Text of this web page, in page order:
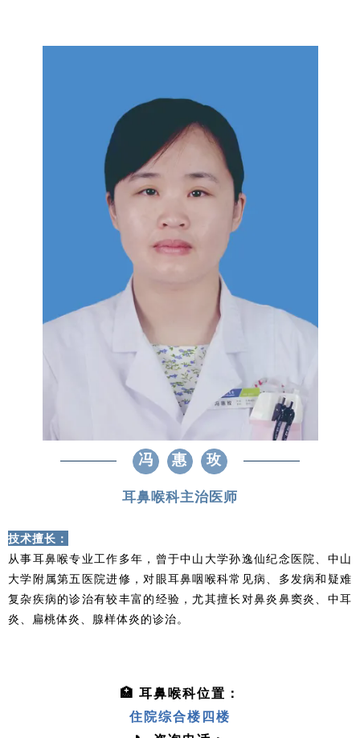
冯 惠 玫
耳鼻喉科主治医师
技术擅长：
从事耳鼻喉专业工作多年，曾于中山大学孙逸仙纪念医院、中山
大学附属第五医院进修，对眼耳鼻咽喉科常见病、多发病和疑难
复杂疾病的诊治有较丰富的经验，尤其擅长对鼻炎鼻窦炎、中耳
炎、扁桃体炎、腺样体炎的诊治。
🏥 耳鼻喉科位置：
住院综合楼四楼